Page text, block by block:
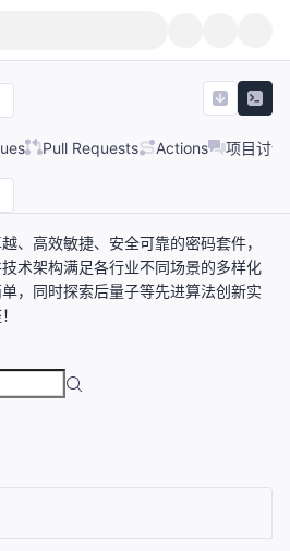
Pull Requests Actions 项目讨论
、高效敏捷、安全可靠的密码套件，
术架构满足各行业不同场景的多样化
，同时探索后量子等先进算法创新实